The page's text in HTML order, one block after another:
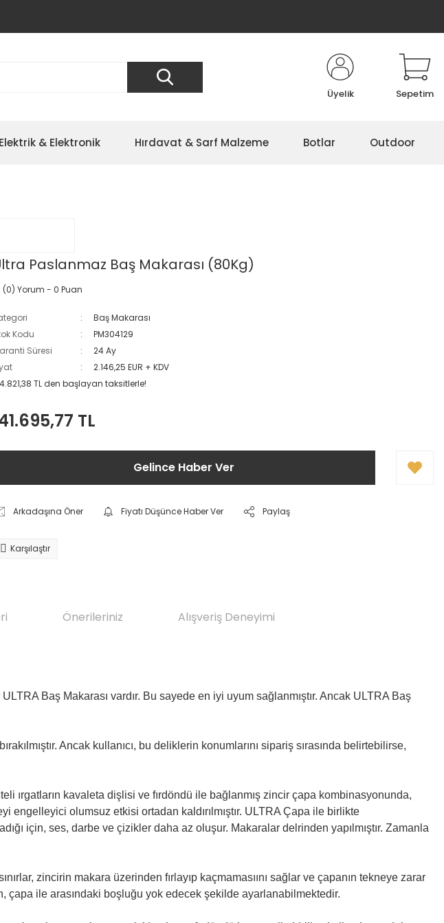
Üyelik Sepetim
Elektrik & Elektronik Hırdavat & Sarf Malzeme Botlar Outdoor
Paslanmaz Baş Makarası (80Kg)
(0) Yorum - 0 Puan
Baş Makarası
Kodu
PM304129
Süresi
24 Ay
2.146,25 EUR + KDV
TL den başlayan taksitlerle!
TL
Gelince Haber Ver
Arkadaşına Öner Fiyatı Düşünce Haber Ver Paylaş
Karşılaştır
Önerileriniz Alışveriş Deneyimi
Baş Makarası vardır. Bu sayede en iyi uyum sağlanmıştır. Ancak ULTRA Baş
Ancak kullanıcı, bu deliklerin konumlarını sipariş sırasında belirtebilirse,
ırgatların kavaleta dişlisi ve fırdöndü ile bağlanmış zincir çapa kombinasyonunda,
olumsuz etkisi ortadan kaldırılmıştır. ULTRA Çapa ile birlikte
için, ses, darbe ve çizikler daha az oluşur. Makaralar delrinden yapılmıştır. Zamanla
zincirin makara üzerinden fırlayıp kaçmamasıını sağlar ve çapanın tekneye zarar
çapa ile arasındaki boşluğu yok edecek şekilde ayarlanabilmektedir.